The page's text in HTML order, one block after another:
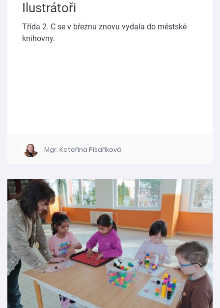
Ilustrátoři
Třída 2. C se v březnu znovu vydala do městské
knihovny.
Mgr. Kateřina Písaříková